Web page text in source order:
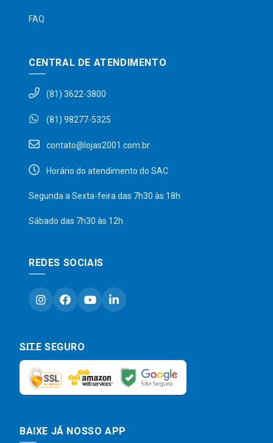
FAQ
CENTRAL DE ATENDIMENTO
(81) 3622-3800
(81) 98277-5325
contato@lojas2001.com.br
Horário do atendimento do SAC
Segunda a Sexta-feira das 7h30 às 18h
Sábado das 7h30 às 12h
REDES SOCIAIS
SITE SEGURO
BAIXE JÁ NOSSO APP